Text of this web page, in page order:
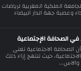
الملكية المغربية لرياضات
وعصبة جهة الدار البيضاء
الصحافة الإجتماعية
الصحافة الاجتماعية تعنى
حيث تنتهج إزاء ذلك